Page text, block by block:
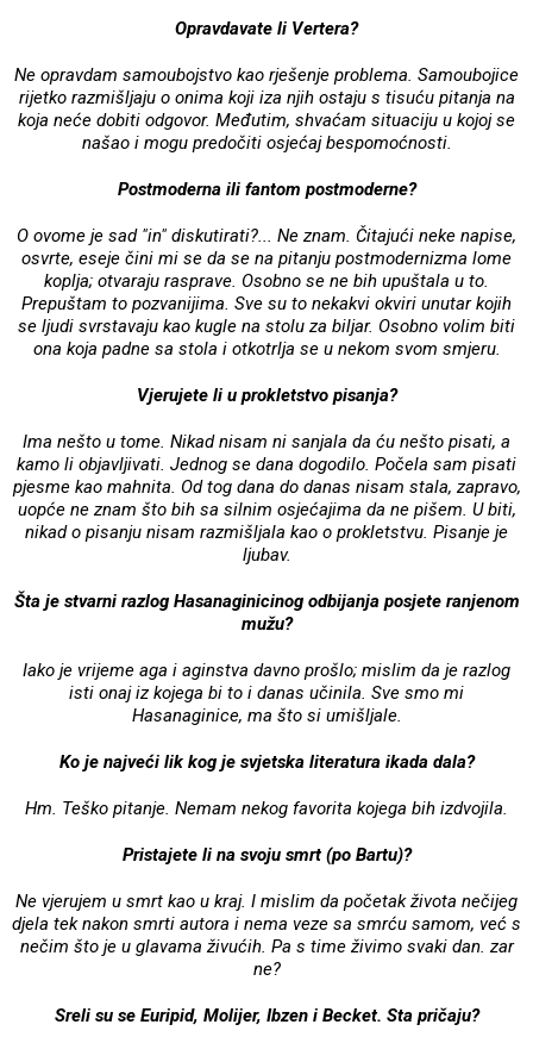
Opravdavate li Vertera?
Ne opravdam samoubojstvo kao rješenje problema. Samoubojice
rijetko razmišljaju o onima koji iza njih ostaju s tisuću pitanja na
koja neće dobiti odgovor. Međutim, shvaćam situaciju u kojoj se
našao i mogu predočiti osjećaj bespomoćnosti.
Postmoderna ili fantom postmoderne?
O ovome je sad "in" diskutirati?... Ne znam. Čitajući neke napise,
osvrte, eseje čini mi se da se na pitanju postmodernizma lome
koplja; otvaraju rasprave. Osobno se ne bih upuštala u to.
Prepuštam to pozvanijima. Sve su to nekakvi okviri unutar kojih
se ljudi svrstavaju kao kugle na stolu za biljar. Osobno volim biti
ona koja padne sa stola i otkotrlja se u nekom svom smjeru.
Vjerujete li u prokletstvo pisanja?
Ima nešto u tome. Nikad nisam ni sanjala da ću nešto pisati, a
kamo li objavljivati. Jednog se dana dogodilo. Počela sam pisati
pjesme kao mahnita. Od tog dana do danas nisam stala, zapravo,
uopće ne znam što bih sa silnim osjećajima da ne pišem. U biti,
nikad o pisanju nisam razmišljala kao o prokletstvu. Pisanje je
ljubav.
Šta je stvarni razlog Hasanaginicinog odbijanja posjete ranjenom
mužu?
Iako je vrijeme aga i aginstva davno prošlo; mislim da je razlog
isti onaj iz kojega bi to i danas učinila. Sve smo mi
Hasanaginice, ma što si umišljale.
Ko je najveći lik kog je svjetska literatura ikada dala?
Hm. Teško pitanje. Nemam nekog favorita kojega bih izdvojila.
Pristajete li na svoju smrt (po Bartu)?
Ne vjerujem u smrt kao u kraj. I mislim da početak života nečijeg
djela tek nakon smrti autora i nema veze sa smrću samom, već s
nečim što je u glavama živućih. Pa s time živimo svaki dan. zar
ne?
Sreli su se Euripid, Molijer, Ibzen i Becket. Sta pričaju?